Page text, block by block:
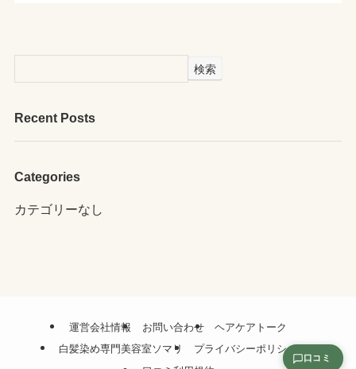
検索
Recent Posts
Categories
カテゴリーなし
運営会社情報 お問い合わせ
ヘアケアトーク
白髪染め専門美容室ソマリ
プライバシーポリシー
口コミ